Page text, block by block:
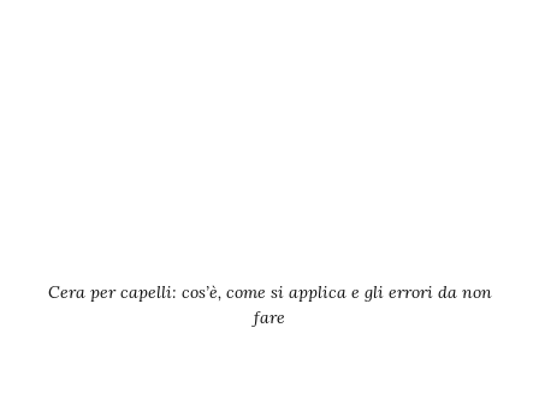
Cera per capelli: cos’è, come si applica e gli errori da non
fare